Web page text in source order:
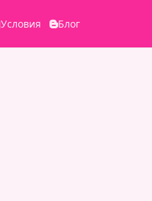
Условия Блог